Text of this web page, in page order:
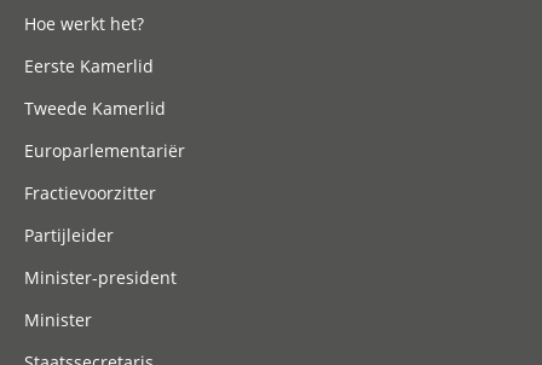
Hoe werkt het?
Eerste Kamerlid
Tweede Kamerlid
Europarlementariër
Fractievoorzitter
Partijleider
Minister-president
Minister